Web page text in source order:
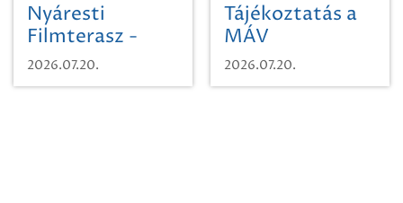
Nyáresti
Filmterasz -
Beugró a
Paradicsomba
2026.07.20.
Tájékoztatás a
MÁV
Pályaműködtetési
Zrt. Területi
2026.07.20.